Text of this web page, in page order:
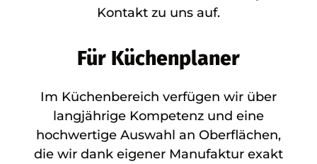
Kontakt zu uns auf.
Für Küchenplaner
Im Küchenbereich verfügen wir über
langjährige Kompetenz und eine
hochwertige Auswahl an Oberflächen,
die wir dank eigener Manufaktur exakt